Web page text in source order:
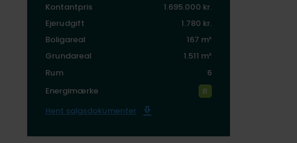
Kontantpris
1.695.000 kr.
Ejerudgift
1.780 kr.
Boligareal
167 m²
Grundareal
1.511 m²
Rum
6
Energimærke
Hent salgsdokumenter